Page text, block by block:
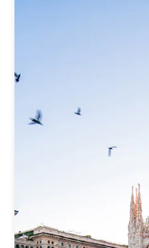
consigliamo di
massimo comfort
comodamente il tuo
un'esperienza di
modo rapido e
Taranto è una città
mangiare e tanto da
un'avventura unica
subito il tuo biglietto